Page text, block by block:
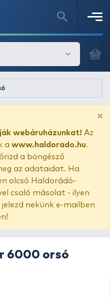
×
webáruházunkat! Az
a www.haldorado.hu.
a böngésző
az adataidat. Ha
olcsó Haldorádó-
csaló másolat - ilyen
nekünk e-mailben
6000 orsó